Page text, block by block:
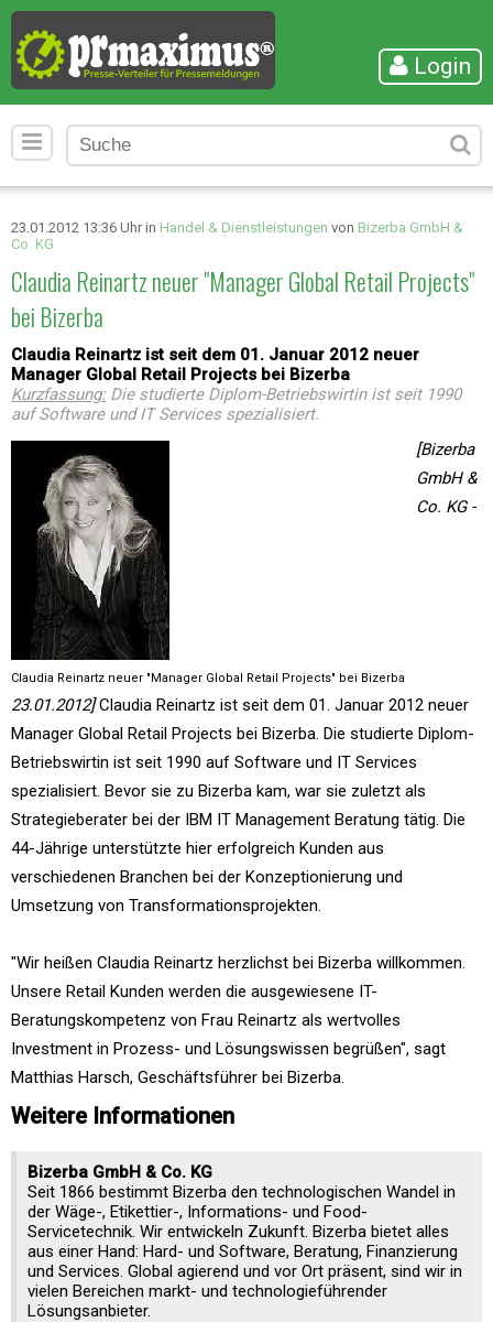
Login
23.01.2012 13:36 Uhr in Handel & Dienstleistungen von Bizerba GmbH &
Co. KG
Claudia Reinartz neuer "Manager Global Retail Projects"
bei Bizerba
Claudia Reinartz ist seit dem 01. Januar 2012 neuer
Manager Global Retail Projects bei Bizerba
Kurzfassung:Die studierte Diplom-Betriebswirtin ist seit 1990
auf Software und IT Services spezialisiert.
Claudia Reinartz neuer "Manager Global Retail Projects" bei Bizerba
[Bizerba
GmbH &
Co. KG -
23.01.2012]Claudia Reinartz ist seit dem 01. Januar 2012 neuer
Manager Global Retail Projects bei Bizerba. Die studierte Diplom-
Betriebswirtin ist seit 1990 auf Software und IT Services
spezialisiert. Bevor sie zu Bizerba kam, war sie zuletzt als
Strategieberater bei der IBM IT Management Beratung tätig. Die
44-Jährige unterstützte hier erfolgreich Kunden aus
verschiedenen Branchen bei der Konzeptionierung und
Umsetzung von Transformationsprojekten.
"Wir heißen Claudia Reinartz herzlichst bei Bizerba willkommen.
Unsere Retail Kunden werden die ausgewiesene IT-
Beratungskompetenz von Frau Reinartz als wertvolles
Investment in Prozess- und Lösungswissen begrüßen", sagt
Matthias Harsch, Geschäftsführer bei Bizerba.
Weitere Informationen
Bizerba GmbH & Co. KG
Seit 1866 bestimmt Bizerba den technologischen Wandel in
der Wäge-, Etikettier-, Informations- und Food-
Servicetechnik. Wir entwickeln Zukunft. Bizerba bietet alles
aus einer Hand: Hard- und Software, Beratung, Finanzierung
und Services. Global agierend und vor Ort präsent, sind wir in
vielen Bereichen markt- und technologieführender
Lösungsanbieter.